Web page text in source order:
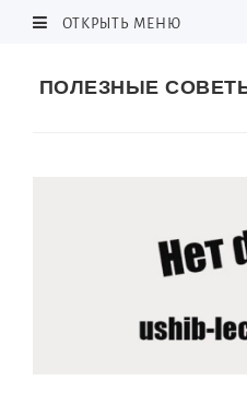
ОТКРЫТЬ МЕНЮ
ПОЛЕЗНЫЕ